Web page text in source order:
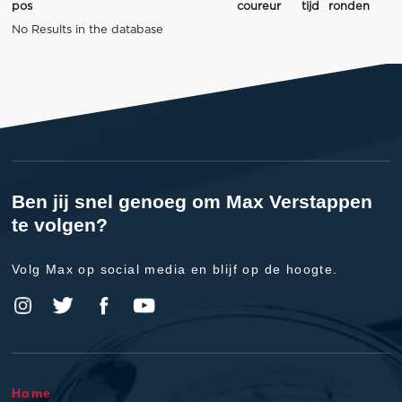
pos coureur tijd
ronden
No Results in the database
Ben jij snel genoeg om Max Verstappen
te volgen?
Volg Max op social media en blijf op de hoogte.
Home